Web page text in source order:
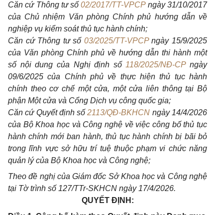
Căn cứ Thông tư số02/2017/TT-VPCPngày 31/10/2017
của Chủ nhiệm Văn phòng Chính phủ hướng dẫn về
nghiệp vụ kiểm soát thủ tục hành chính;
Căn cứ Thông tư số 03/2025/TT-VPCPngày 15/9/2025
của Văn phòng Chính phủ về hướng dẫn thi hành một
số nội dung của Nghị định số 118/2025/NĐ-CPngày
09/6/2025 của Chính phủ về thực hiện thủ tục hành
chính theo cơ chế một cửa, một cửa liên thông tại Bộ
phận Một cửa và Cổng Dịch vụ công quốc gia;
Căn cứ Quyết định số2113/QĐ-BKHCN ngày 14/4/2026
của Bộ Khoa học và Công nghệ về việc công bố thủ tục
hành chính mới ban hành, thủ tục hành chính bị bãi bỏ
trong lĩnh vực sở hữu trí tuệ thuộc phạm vi chức năng
quản lý của Bộ Khoa học và Công nghệ;
Theo đề nghị của Giám đốc Sở Khoa học và Công nghệ
tại Tờ trình số 127/TTr-SKHCN ngày 17/4/2026.
QUYẾT ĐỊNH: